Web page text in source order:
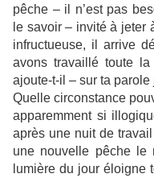
pêche – il n’est pas
le savoir – invité à jeter
infructueuse, il arrive
avons travaillé toute
ajoute-t-il – sur ta
Quelle circonstance
apparemment si
après une nuit de
une nouvelle pêche le
lumière du jour éloigne